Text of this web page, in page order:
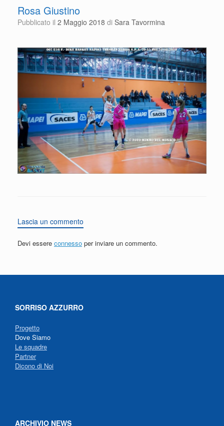
Rosa Giustino
Pubblicato il 2 Maggio 2018 di Sara Tavormina
Lascia un commento
Devi essere connesso per inviare un commento.
SORRISO AZZURRO
Progetto
Dove Siamo
Le squadre
Partner
Dicono di Noi
ARCHIVIO NEWS